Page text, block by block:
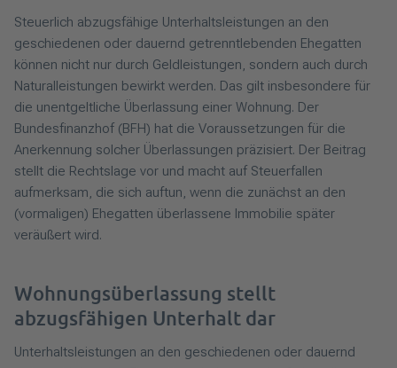
Steuerlich abzugsfähige Unterhaltsleistungen an den
geschiedenen oder dauernd getrenntlebenden Ehegatten
können nicht nur durch Geldleistungen, sondern auch durch
Naturalleistungen bewirkt werden. Das gilt insbesondere für
die unentgeltliche Überlassung einer Wohnung. Der
Bundesfinanzhof (BFH) hat die Voraussetzungen für die
Anerkennung solcher Überlassungen präzisiert. Der Beitrag
stellt die Rechtslage vor und macht auf Steuerfallen
aufmerksam, die sich auftun, wenn die zunächst an den
(vormaligen) Ehegatten überlassene Immobilie später
veräußert wird.
Wohnungsüberlassung stellt
abzugsfähigen Unterhalt dar
Unterhaltsleistungen an den geschiedenen oder dauernd